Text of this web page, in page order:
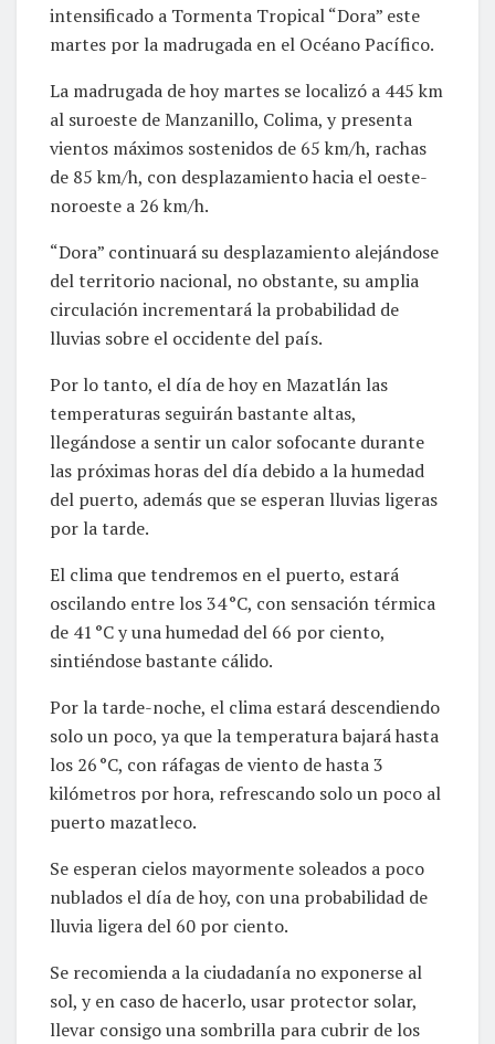
intensificado a Tormenta Tropical “Dora” este
martes por la madrugada en el Océano Pacífico.
La madrugada de hoy martes se localizó a 445 km
al suroeste de Manzanillo, Colima, y presenta
vientos máximos sostenidos de 65 km/h, rachas
de 85 km/h, con desplazamiento hacia el oeste-
noroeste a 26 km/h.
“Dora” continuará su desplazamiento alejándose
del territorio nacional, no obstante, su amplia
circulación incrementará la probabilidad de
lluvias sobre el occidente del país.
Por lo tanto, el día de hoy en Mazatlán las
temperaturas seguirán bastante altas,
llegándose a sentir un calor sofocante durante
las próximas horas del día debido a la humedad
del puerto, además que se esperan lluvias ligeras
por la tarde.
El clima que tendremos en el puerto, estará
oscilando entre los 34 °C, con sensación térmica
de 41 °C y una humedad del 66 por ciento,
sintiéndose bastante cálido.
Por la tarde-noche, el clima estará descendiendo
solo un poco, ya que la temperatura bajará hasta
los 26 °C, con ráfagas de viento de hasta 3
kilómetros por hora, refrescando solo un poco al
puerto mazatleco.
Se esperan cielos mayormente soleados a poco
nublados el día de hoy, con una probabilidad de
lluvia ligera del 60 por ciento.
Se recomienda a la ciudadanía no exponerse al
sol, y en caso de hacerlo, usar protector solar,
llevar consigo una sombrilla para cubrir de los